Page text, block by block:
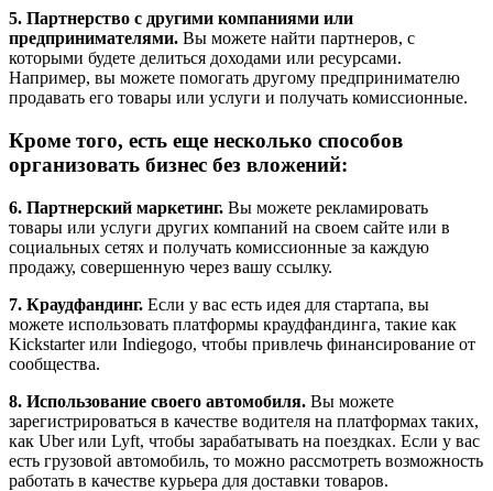
5. Партнерство с другими компаниями или
предпринимателями. Вы можете найти партнеров, с
которыми будете делиться доходами или ресурсами.
Например, вы можете помогать другому предпринимателю
продавать его товары или услуги и получать комиссионные.
Кроме того, есть еще несколько способов
организовать бизнес без вложений:
6. Партнерский маркетинг. Вы можете рекламировать
товары или услуги других компаний на своем сайте или в
социальных сетях и получать комиссионные за каждую
продажу, совершенную через вашу ссылку.
7. Краудфандинг. Если у вас есть идея для стартапа, вы
можете использовать платформы краудфандинга, такие как
Kickstarter или Indiegogo, чтобы привлечь финансирование от
сообщества.
8. Использование своего автомобиля. Вы можете
зарегистрироваться в качестве водителя на платформах таких,
как Uber или Lyft, чтобы зарабатывать на поездках. Если у вас
есть грузовой автомобиль, то можно рассмотреть возможность
работать в качестве курьера для доставки товаров.